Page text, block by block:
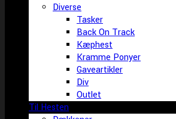
Diverse
Tasker
Back On Track
Kæphest
Kramme Ponyer
Gaveartikler
Div
Outlet
Til Hesten